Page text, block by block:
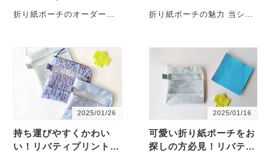
長く使う、やさしい収納
折り紙ポーチのオーダーを
お嬢様お二人分を作・・・
ポーチの新作紹介
折り紙ポーチの魅力 当ショ
トとして大・・・
2025/01/26
持ち運びやすくかわい
い！リバティプリントの
2025/01/16
可愛い折り紙ポーチをお
探しの方必見！リバティ